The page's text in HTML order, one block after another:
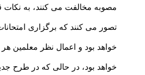
مصوبه مخالفت می کنند، به نکات
تصور می کنند که برگزاری
خواهد بود و اعمال نظر معلمین
خواهد بود، در حالی که در طرح